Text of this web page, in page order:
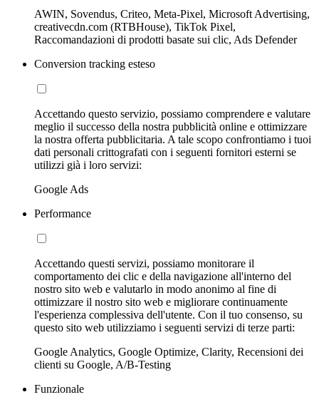
AWIN, Sovendus, Criteo, Meta-Pixel, Microsoft Advertising,
creativecdn.com (RTBHouse), TikTok Pixel,
Raccomandazioni di prodotti basate sui clic, Ads Defender
Conversion tracking esteso
Accettando questo servizio, possiamo comprendere e valutare
meglio il successo della nostra pubblicità online e ottimizzare
la nostra offerta pubblicitaria. A tale scopo confrontiamo i tuoi
dati personali crittografati con i seguenti fornitori esterni se
utilizzi già i loro servizi:
Google Ads
Performance
Accettando questi servizi, possiamo monitorare il
comportamento dei clic e della navigazione all'interno del
nostro sito web e valutarlo in modo anonimo al fine di
ottimizzare il nostro sito web e migliorare continuamente
l'esperienza complessiva dell'utente. Con il tuo consenso, su
questo sito web utilizziamo i seguenti servizi di terze parti:
Google Analytics, Google Optimize, Clarity, Recensioni dei
clienti su Google, A/B-Testing
Funzionale